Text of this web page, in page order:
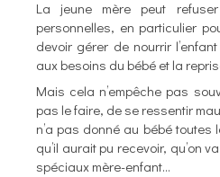
La jeune mère peut
personnelles, en particulier
devoir gérer de nourrir
aux besoins du bébé et la
Mais cela n’empêche pas
pas le faire, de se ressentir
n’a pas donné au bébé toutes
qu’il aurait pu recevoir, qu’on
spéciaux mère-enfant…